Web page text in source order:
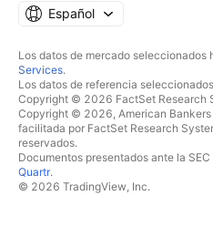
Español
Los datos de mercado seleccionados
Services.
Los datos de referencia
Copyright © 2026 FactSet Research
Copyright © 2026, American Bankers
facilitada por FactSet Research
reservados.
Documentos presentados ante la
Quartr.
© 2026 TradingView, Inc.